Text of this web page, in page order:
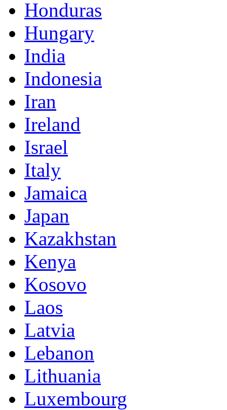
Honduras
Hungary
India
Indonesia
Iran
Ireland
Israel
Italy
Jamaica
Japan
Kazakhstan
Kenya
Kosovo
Laos
Latvia
Lebanon
Lithuania
Luxembourg